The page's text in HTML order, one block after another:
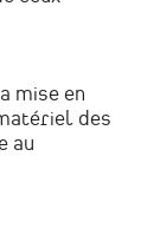
mise en
des
au